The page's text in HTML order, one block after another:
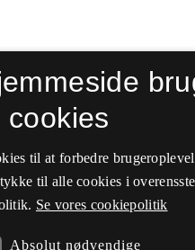
cookies
til at forbedre
til alle cookies i
Se vores cookiepolitik
Absolut nødvendige